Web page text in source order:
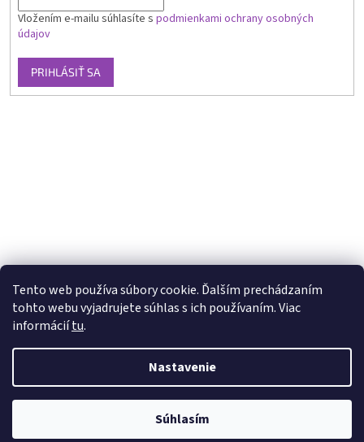
Tento web používa súbory cookie. Ďalším prechádzaním
tohto webu vyjadrujete súhlas s ich používaním. Viac
informáciítu.
Nastavenie
Súhlasím
Vložením e-mailu súhlasíte s podmienkami ochrany osobných
údajov
PRIHLÁSIŤ SA
Vytvoril Shoptet
joga-tvare.sk. Všetky práva vyhradené.